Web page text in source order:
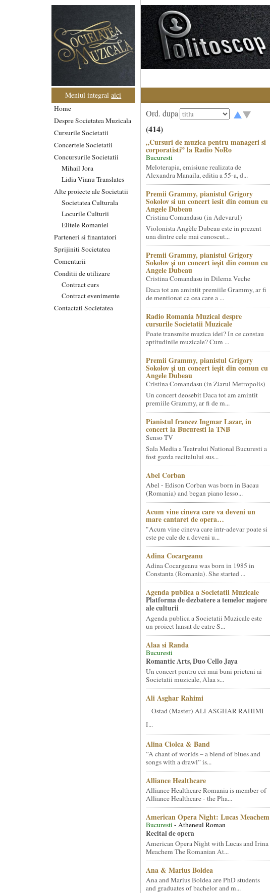
Meniul integralaici
Home
Despre Societatea Muzicala
Cursurile Societatii
Concertele Societatii
Concursurile Societatii
Mihail Jora
Lidia Vianu Translates
Alte proiecte ale Societatii
Societatea Culturala
Locurile Culturii
Elitele Romaniei
Parteneri si finantatori
Sprijiniti Societatea
Comentarii
Conditii de utilizare
Contract curs
Contract evenimente
Contactati Societatea
Ord. dupa
(414)
„Cursuri de muzica pentru manageri si
corporatisti” la Radio NoRo
Bucuresti
Meloterapia, emisiune realizata de
Alexandra Manaila, editia a 55-a, d...
Premii Grammy, pianistul Grigory
Sokolov si un concert iesit din comun cu
Angele Dubeau
Cristina Comandasu (in Adevarul)
Violonista Angèle Dubeau este in prezent
una dintre cele mai cunoscut...
Premii Grammy, pianistul Grigory
Sokolov și un concert ieșit din comun cu
Angele Dubeau
Cristina Comandasu in Dilema Veche
Daca tot am amintit premiile Grammy, ar fi
de mentionat ca cea care a ...
Radio Romania Muzical despre
cursurile Societatii Muzicale
Poate transmite muzica idei? In ce constau
aptitudinile muzicale? Cum ...
Premii Grammy, pianistul Grigory
Sokolov și un concert ieșit din comun cu
Angele Dubeau
Cristina Comandasu (in Ziarul Metropolis)
Un concert deosebit Daca tot am amintit
premiile Grammy, ar fi de m...
Pianistul francez Ingmar Lazar, in
concert la Bucuresti la TNB
Senso TV
Sala Media a Teatrului National Bucuresti a
fost gazda recitalului sus...
Abel Corban
Abel - Edison Corban was born in Bacau
(Romania) and began piano lesso...
Acum vine cineva care va deveni un
mare cantaret de opera…
"Acum vine cineva care intr-adevar poate si
este pe cale de a deveni u...
Adina Cocargeanu
Adina Cocargeanu was born in 1985 in
Constanta (Romania). She started ...
Agenda publica a Societatii Muzicale
Platforma de dezbatere a temelor majore
ale culturii
Agenda publica a Societatii Muzicale este
un proiect lansat de catre S...
Alaa si Randa
Bucuresti
Romantic Arts, Duo Cello Jaya
Un concert pentru cei mai buni prieteni ai
Societatii muzicale, Alaa s...
Ali Asghar Rahimi
Ostad (Master) ALI ASGHAR RAHIMI
I...
Alina Ciolca & Band
”A chant of worlds – a blend of blues and
songs with a drawl” is...
Alliance Healthcare
Alliance Healthcare Romania is member of
Alliance Healthcare - the Pha...
American Opera Night: Lucas Meachem
Bucuresti- Atheneul Roman
Recital de opera
American Opera Night with Lucas and Irina
Meachem The Romanian At...
Ana & Marius Boldea
Ana and Marius Boldea are PhD students
and graduates of bachelor and m...